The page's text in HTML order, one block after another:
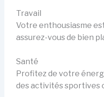
Travail
Votre enthousiasme
assurez-vous de bien
Santé
Profitez de votre
des activités sportives